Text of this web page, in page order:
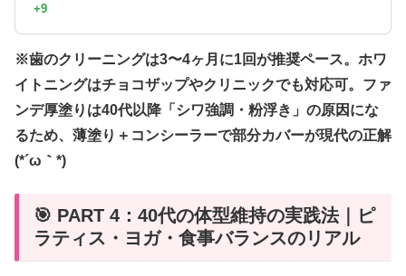
+9
※歯のクリーニングは3〜4ヶ月に1回が推奨ペース。ホワ
イトニングはチョコザップやクリニックでも対応可。ファ
ンデ厚塗りは40代以降「シワ強調・粉浮き」の原因にな
るため、薄塗り＋コンシーラーで部分カバーが現代の正解
(*´ω｀*)
🎯 PART 4：40代の体型維持の実践法｜ピ
ラティス・ヨガ・食事バランスのリアル